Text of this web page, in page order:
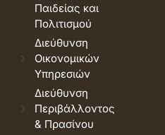
Παιδείας και
Πολιτισμού
Διεύθυνση
Οικονομικών
Υπηρεσιών
Διεύθυνση
Περιβάλλοντος
& Πρασίνου